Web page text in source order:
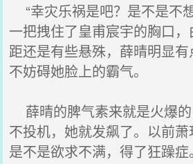
“幸灾乐祸是吧？是不是不
一把拽住了皇甫宸宇的胸口
距还是有些悬殊，薛晴明显
不妨碍她脸上的霸气。
薛晴的脾气素来就是火爆
不投机，她就发飙了。以前
是不是欲求不满，得了狂躁症。